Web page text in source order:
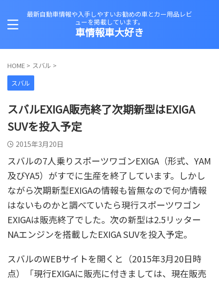
最新自動車情報や入手しやすいお勧めの車とカー用品レビ
ューを掲載しています。
車情報車大好き
HOME > スバル >
スバル
スバルEXIGA販売終了次期新型はEXIGA
SUVを投入予定
2015年3月20日
スバルの7人乗りスポーツワゴンEXIGA（形式、YAM
及びYA5）がすでに生産を終了しています。しかし
ながら次期新型EXIGAの情報も皆無なので何か情報
はないものかと調べていたら現行スポーツワゴン
EXIGAは販売終了でした。次の新型は2.5リッター
NAエンジンを搭載したEXIGA SUVを投入予定。
スバルのWEBサイトを開くと（2015年3月20日時
点）「現行EXIGAに販売に付きましては、現在販売